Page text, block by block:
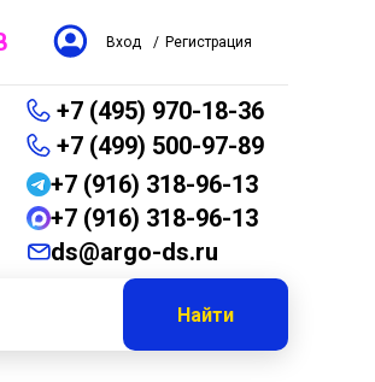
Вход / Регистрация
+7 (495) 970-18-36
+7 (499) 500-97-89
+7 (916) 318-96-13
+7 (916) 318-96-13
ds@argo-ds.ru
Найти